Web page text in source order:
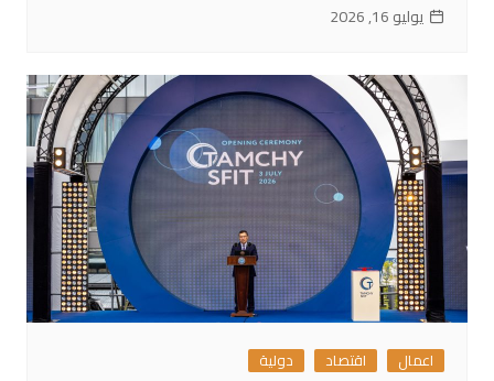
يوليو 16, 2026
اعمال اقتصاد دولية